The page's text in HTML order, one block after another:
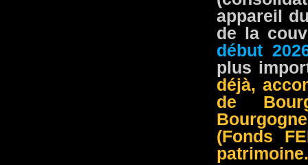
appareil
de la
début
plus
déjà,
de
(Fonds